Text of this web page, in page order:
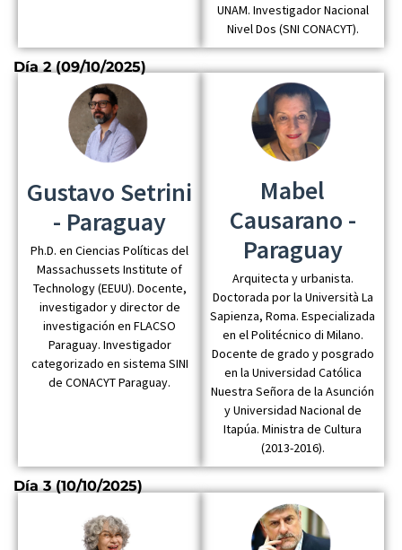
UNAM. Investigador Nacional
Nivel Dos (SNI CONACYT).
Día 2 (09/10/2025)
Gustavo Setrini
- Paraguay
Ph.D. en Ciencias Políticas del
Massachussets Institute of
Technology (EEUU). Docente,
investigador y director de
investigación en FLACSO
Paraguay. Investigador
categorizado en sistema SINI
de CONACYT Paraguay.
Mabel
Causarano -
Paraguay
Arquitecta y urbanista.
Doctorada por la Università La
Sapienza, Roma. Especializada
en el Politécnico di Milano.
Docente de grado y posgrado
en la Universidad Católica
Nuestra Señora de la Asunción
y Universidad Nacional de
Itapúa. Ministra de Cultura
(2013-2016).
Día 3 (10/10/2025)